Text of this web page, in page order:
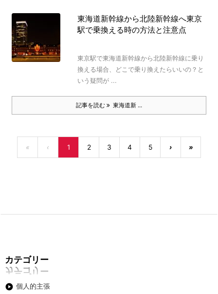
東海道新幹線から北陸新幹線へ東京
駅で乗換える時の方法と注意点
東京駅で東海道新幹線から北陸新幹線に乗り
換える場合、どこで乗り換えたらいいの？と
いう疑問が ...
記事を読む 東海道新 ...
« ‹ 1 2 3 4 5 › »
カテゴリー
個人的主張